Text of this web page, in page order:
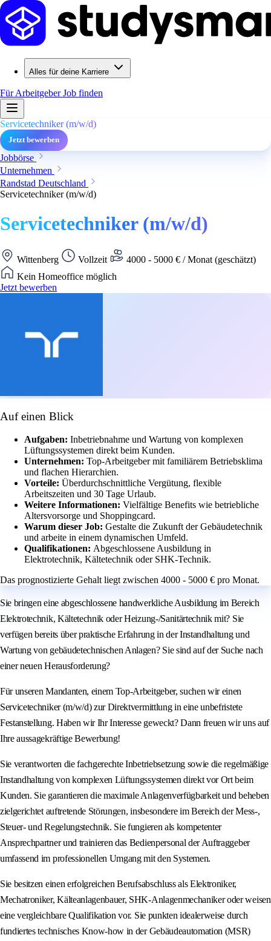
Alles für deine Karriere
Für ArbeitgeberJob finden
Servicetechniker (m/w/d)
Jetzt bewerben
Jobbörse
Unternehmen
Randstad Deutschland
Servicetechniker (m/w/d)
Servicetechniker (m/w/d)
Wittenberg Vollzeit
4000 - 5000 € / Monat (geschätzt)
Kein Homeoffice möglich
Jetzt bewerben
Auf einen Blick
Aufgaben: Inbetriebnahme und Wartung von komplexen
Lüftungssystemen direkt beim Kunden.
Unternehmen: Top-Arbeitgeber mit familiärem Betriebsklima
und flachen Hierarchien.
Vorteile: Überdurchschnittliche Vergütung, flexible
Arbeitszeiten und 30 Tage Urlaub.
Weitere Informationen: Vielfältige Benefits wie betriebliche
Altersvorsorge und Shoppingcard.
Warum dieser Job: Gestalte die Zukunft der Gebäudetechnik
und arbeite in einem dynamischen Umfeld.
Qualifikationen: Abgeschlossene Ausbildung in
Elektrotechnik, Kältetechnik oder SHK-Technik.
Das prognostizierte Gehalt liegt zwischen 4000 - 5000 € pro Monat.
Sie bringen eine abgeschlossene handwerkliche Ausbildung im Bereich
Elektrotechnik, Kältetechnik oder Heizung-/Sanitärtechnik mit? Sie
verfügen bereits über praktische Erfahrung in der Instandhaltung und
Wartung von gebäudetechnischen Anlagen? Sie sind auf der Suche nach
einer neuen Herausforderung?
Für unseren Mandanten, einem Top-Arbeitgeber, suchen wir einen
Servicetechniker (m/w/d) zur Direktvermittlung in eine unbefristete
Festanstellung. Haben wir Ihr Interesse geweckt? Dann freuen wir uns auf
Ihre aussagekräftige Bewerbung!
Sie verantworten die fachgerechte Inbetriebsetzung sowie die regelmäßige
Instandhaltung von komplexen Lüftungssystemen direkt vor Ort beim
Kunden. Sie garantieren die maximale Anlagenverfügbarkeit und beheben
zielgerichtet auftretende Störungen, insbesondere im Bereich der Mess-,
Steuer- und Regelungstechnik. Sie fungieren als kompetenter
Ansprechpartner und trainieren das Bedienpersonal der Auftraggeber
umfassend im professionellen Umgang mit den Systemen.
Sie besitzen einen erfolgreichen Berufsabschluss als Elektroniker,
Mechatroniker, Kälteanlagenbauer, SHK-Anlagenmechaniker oder weisen
eine vergleichbare Qualifikation vor. Sie punkten idealerweise durch
fundiertes technisches Know-how in der Gebäudeautomation (MSR)